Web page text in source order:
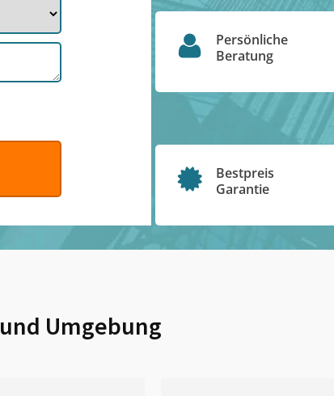
Persönliche
Beratung
Bestpreis
Garantie
und Umgebung